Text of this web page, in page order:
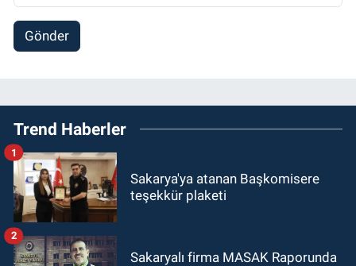
Gönder
Trend Haberler
Sakarya'ya atanan Başkomisere
teşekkür plaketi
1
Sakaryalı firma MASAK Raporunda
2